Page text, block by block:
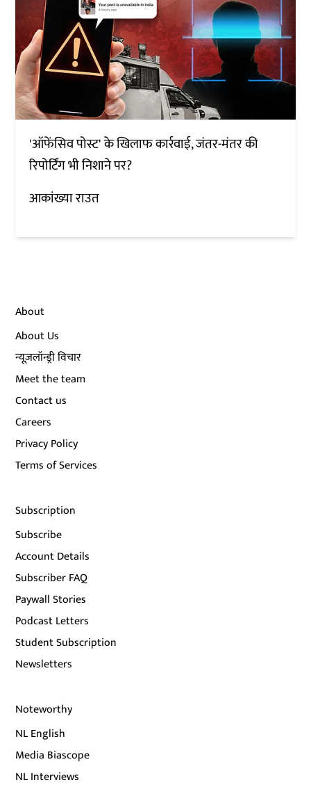
'ऑफेंसिव पोस्ट' के खिलाफ कार्रवाई, जंतर-मंतर की
रिपोर्टिंग भी निशाने पर?
आकांख्या राउत
About
About Us
न्यूज़लॉन्ड्री विचार
Meet the team
Contact us
Careers
Privacy Policy
Terms of Services
Subscription
Subscribe
Account Details
Subscriber FAQ
Paywall Stories
Podcast Letters
Student Subscription
Newsletters
Noteworthy
NL English
Media Biascope
NL Interviews